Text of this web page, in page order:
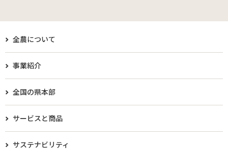
全農について
事業紹介
全国の県本部
サービスと商品
サステナビリティ